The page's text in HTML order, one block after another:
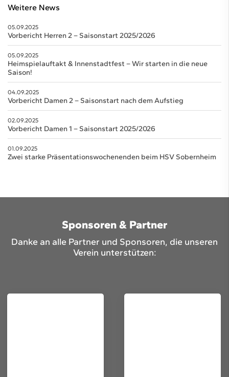
Weitere News
05.09.2025
Vorbericht Herren 2 – Saisonstart 2025/2026
05.09.2025
Heimspielauftakt & Innenstadtfest – Wir starten in die neue
Saison!
04.09.2025
Vorbericht Damen 2 – Saisonstart nach dem Aufstieg
02.09.2025
Vorbericht Damen 1 – Saisonstart 2025/2026
01.09.2025
Zwei starke Präsentationswochenenden beim HSV Sobernheim
Sponsoren & Partner
Danke an alle Partner und Sponsoren, die unseren
Verein unterstützen: